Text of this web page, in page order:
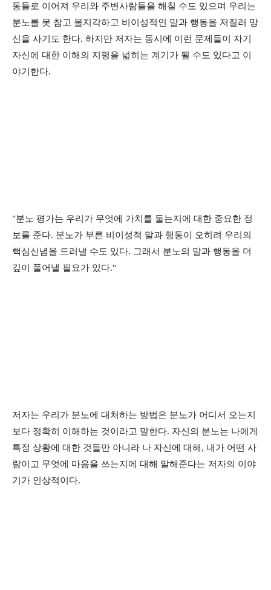
동들로 이어져 우리와 주변사람들을 해칠 수도 있으며 우리는
분노를 못 참고 몰지각하고 비이성적인 말과 행동을 저질러 망
신을 사기도 한다. 하지만 저자는 동시에 이런 문제들이 자기
자신에 대한 이해의 지평을 넓히는 계기가 될 수도 있다고 이
야기한다.
"분노 평가는 우리가 무엇에 가치를 둘는지에 대한 중요한 정
보를 준다. 분노가 부른 비이성적 말과 행동이 오히려 우리의
핵심신념을 드러낼 수도 있다. 그래서 분노의 말과 행동을 더
깊이 풀어낼 필요가 있다."
저자는 우리가 분노에 대처하는 방법은 분노가 어디서 오는지
보다 정확히 이해하는 것이라고 말한다. 자신의 분노는 나에게
특정 상황에 대한 것들만 아니라 나 자신에 대해, 내가 어떤 사
람이고 무엇에 마음을 쓰는지에 대해 말해준다는 저자의 이야
기가 인상적이다.